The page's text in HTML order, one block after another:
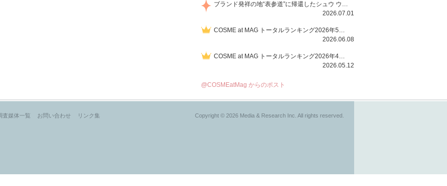
ブランド発祥の地“表参道”に帰還したシュウ ウエムラから、“骨格美“を叶えるクレヨンタイプのフェイスカラー「スカルプト クレヨン」と、ブランド初のリノベーションで進化した名品アイブロウ「ハード フォーミュラ ハード 10」が登場！
2026.07.01
COSME at MAG トータルランキング2026年5月号
2026.06.08
COSME at MAG トータルランキング2026年4月号
2026.05.12
@COSMEatMag からのポスト
査媒体一覧 お問い合わせ リンク集 Copyright © 2026 Media & Research Inc. All rights reserved.